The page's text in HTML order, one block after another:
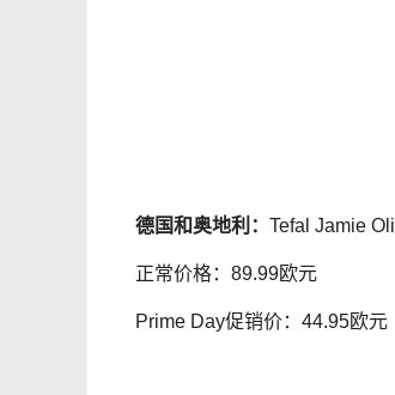
德国和奥地利： Tefal Jamie
正常价格：89.99欧元
Prime Day促销价：44.95欧元